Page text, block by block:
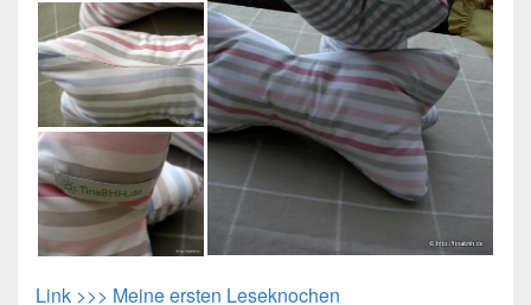
Link >>> Meine ersten Leseknochen